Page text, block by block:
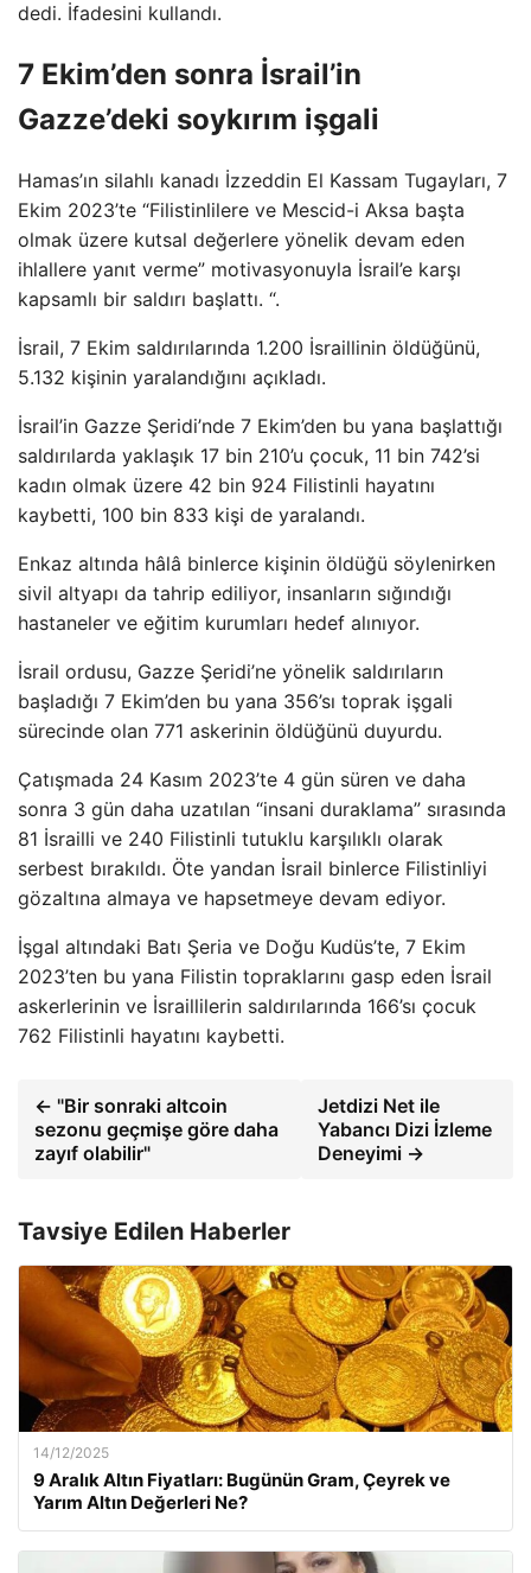
dedi. İfadesini kullandı.
7 Ekim’den sonra İsrail’in
Gazze’deki soykırım işgali
Hamas’ın silahlı kanadı İzzeddin El Kassam Tugayları, 7
Ekim 2023’te “Filistinlilere ve Mescid-i Aksa başta
olmak üzere kutsal değerlere yönelik devam eden
ihlallere yanıt verme” motivasyonuyla İsrail’e karşı
kapsamlı bir saldırı başlattı. “.
İsrail, 7 Ekim saldırılarında 1.200 İsraillinin öldüğünü,
5.132 kişinin yaralandığını açıkladı.
İsrail’in Gazze Şeridi’nde 7 Ekim’den bu yana başlattığı
saldırılarda yaklaşık 17 bin 210’u çocuk, 11 bin 742’si
kadın olmak üzere 42 bin 924 Filistinli hayatını
kaybetti, 100 bin 833 kişi de yaralandı.
Enkaz altında hâlâ binlerce kişinin öldüğü söylenirken
sivil altyapı da tahrip ediliyor, insanların sığındığı
hastaneler ve eğitim kurumları hedef alınıyor.
İsrail ordusu, Gazze Şeridi’ne yönelik saldırıların
başladığı 7 Ekim’den bu yana 356’sı toprak işgali
sürecinde olan 771 askerinin öldüğünü duyurdu.
Çatışmada 24 Kasım 2023’te 4 gün süren ve daha
sonra 3 gün daha uzatılan “insani duraklama” sırasında
81 İsrailli ve 240 Filistinli tutuklu karşılıklı olarak
serbest bırakıldı. Öte yandan İsrail binlerce Filistinliyi
gözaltına almaya ve hapsetmeye devam ediyor.
İşgal altındaki Batı Şeria ve Doğu Kudüs’te, 7 Ekim
2023’ten bu yana Filistin topraklarını gasp eden İsrail
askerlerinin ve İsraillilerin saldırılarında 166’sı çocuk
762 Filistinli hayatını kaybetti.
← "Bir sonraki altcoin
sezonu geçmişe göre daha
zayıf olabilir"
Jetdizi Net ile
Yabancı Dizi İzleme
Deneyimi →
Tavsiye Edilen Haberler
14/12/2025
9 Aralık Altın Fiyatları: Bugünün Gram, Çeyrek ve
Yarım Altın Değerleri Ne?